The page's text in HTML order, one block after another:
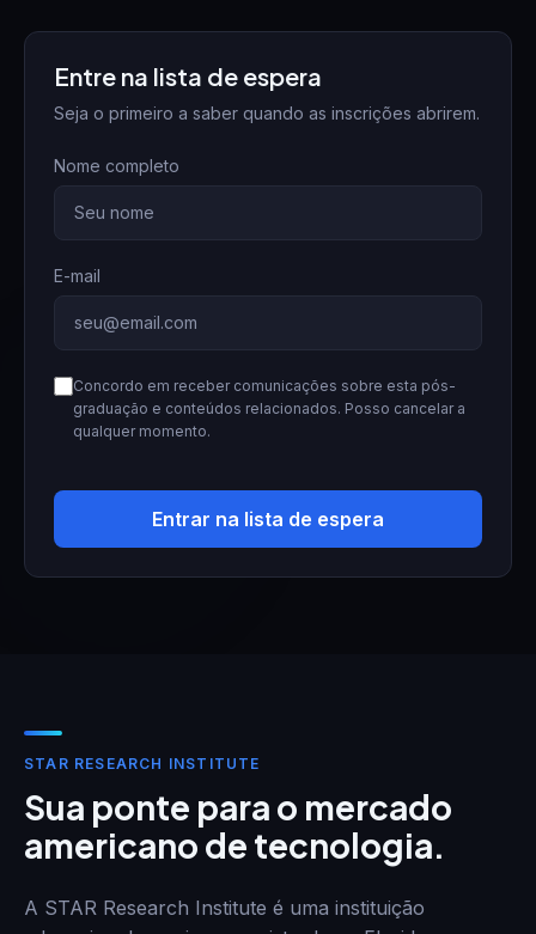
Entre na lista de espera
Seja o primeiro a saber quando as inscrições abrirem.
Nome completo
E-mail
Concordo em receber comunicações sobre esta pós-
graduação e conteúdos relacionados. Posso cancelar a
qualquer momento.
Entrar na lista de espera
STAR RESEARCH INSTITUTE
Sua ponte para o mercado
americano de tecnologia.
A STAR Research Institute é uma instituição